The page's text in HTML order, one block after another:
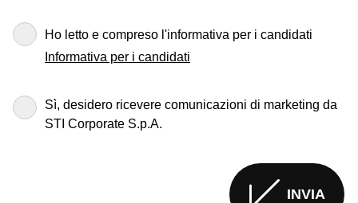
Ho letto e compreso l'informativa per i candidati
Informativa per i candidati
Sì, desidero ricevere comunicazioni di marketing da
STI Corporate S.p.A.
INVIA